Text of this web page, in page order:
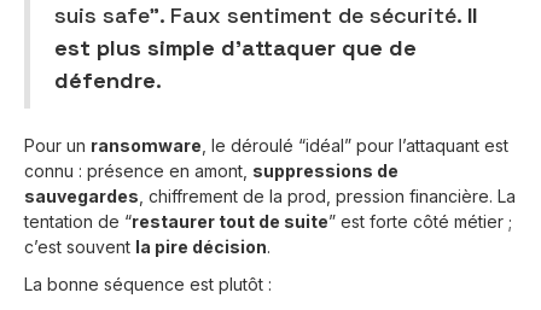
suis safe”. Faux sentiment de sécurité. Il
est plus simple d’attaquer que de
défendre.
Pour un ransomware , le déroulé “idéal” pour l’attaquant est
connu : présence en amont, suppressions de
sauvegardes , chiffrement de la prod, pression financière. La
tentation de “restaurer tout de suite” est forte côté métier ;
c’est souvent la pire décision.
La bonne séquence est plutôt :